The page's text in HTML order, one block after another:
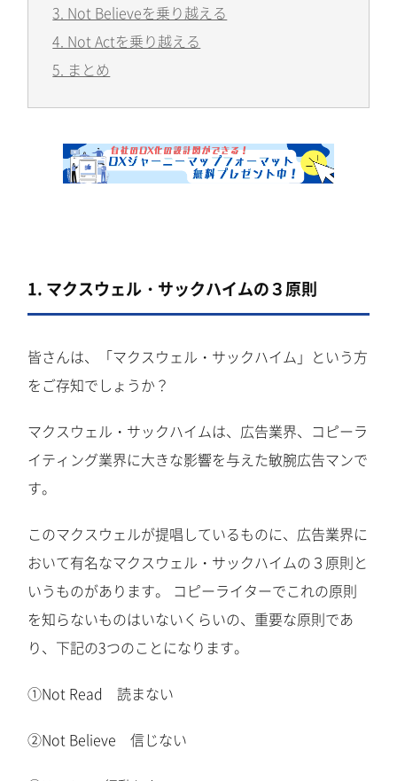
3. Not Believeを乗り越える
4. Not Actを乗り越える
5. まとめ
1. マクスウェル・サックハイムの３原則
皆さんは、「マクスウェル・サックハイム」という方
をご存知でしょうか？
マクスウェル・サックハイムは、広告業界、コピーラ
イティング業界に大きな影響を与えた敏腕広告マンで
す。
このマクスウェルが提唱しているものに、広告業界に
おいて有名なマクスウェル・サックハイムの３原則と
いうものがあります。 コピーライターでこれの原則
を知らないものはいないくらいの、重要な原則であ
り、下記の3つのことになります。
①Not Read 読まない
②Not Believe 信じない